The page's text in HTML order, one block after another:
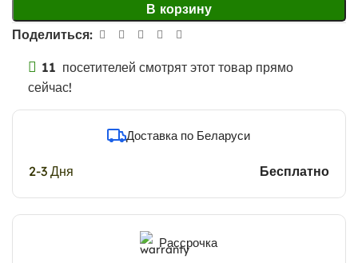
В корзину
Поделиться:
11 посетителей смотрят этот товар прямо
сейчас!
Доставка по Беларуси
2-3 Дня Бесплатно
Рассрочка